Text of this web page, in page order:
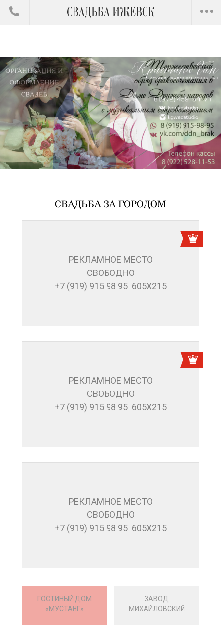
СВАДЬБА ЗА ГОРОДОМ
РЕКЛАМНОЕ МЕСТО
СВОБОДНО
+7 (919) 915 98 95 605Х215
РЕКЛАМНОЕ МЕСТО
СВОБОДНО
+7 (919) 915 98 95 605Х215
РЕКЛАМНОЕ МЕСТО
СВОБОДНО
+7 (919) 915 98 95 605Х215
ГОСТИНЫЙ ДОМ
«МУСТАНГ»
ЗАВОД
МИХАЙЛОВСКИЙ